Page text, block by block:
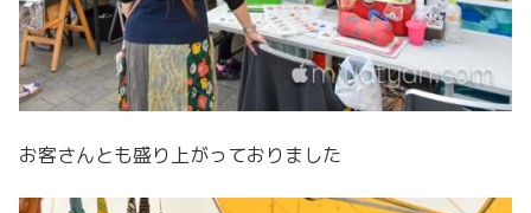
お客さんとも盛り上がっておりました